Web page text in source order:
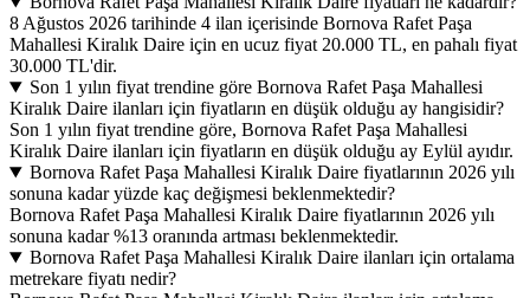
8 Ağustos 2026 tarihinde 4 ilan içerisinde Bornova Rafet Paşa
Mahallesi Kiralık Daire için en ucuz fiyat 20.000 TL, en pahalı fiyat
30.000 TL'dir.
Son 1 yılın fiyat trendine göre Bornova Rafet Paşa Mahallesi
Kiralık Daire ilanları için fiyatların en düşük olduğu ay hangisidir?
Son 1 yılın fiyat trendine göre, Bornova Rafet Paşa Mahallesi
Kiralık Daire ilanları için fiyatların en düşük olduğu ay Eylül ayıdır.
Bornova Rafet Paşa Mahallesi Kiralık Daire fiyatlarının 2026 yılı
sonuna kadar yüzde kaç değişmesi beklenmektedir?
Bornova Rafet Paşa Mahallesi Kiralık Daire fiyatlarının 2026 yılı
sonuna kadar %13 oranında artması beklenmektedir.
Bornova Rafet Paşa Mahallesi Kiralık Daire ilanları için ortalama
metrekare fiyatı nedir?